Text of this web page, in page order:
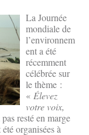
La Journée
mondiale de
l’environnem
ent a été
récemment
célébrée sur
le thème :
« Élevez
votre voix,
resté en marge
organisées à